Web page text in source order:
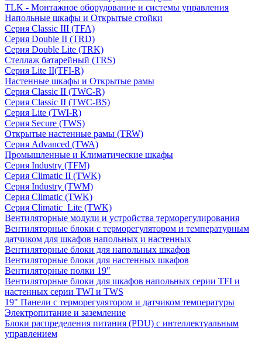
TLK - Монтажное оборудование и системы управления
Напольные шкафы и Открытые стойки
Серия Classic III (TFA)
Серия Double II (TRD)
Серия Double Lite (TRK)
Стеллаж батарейный (TRS)
Серия Lite II(TFI-R)
Настенные шкафы и Открытые рамы
Серия Classic II (TWC-R)
Серия Classic II (TWC-BS)
Серия Lite (TWI-R)
Серия Secure (TWS)
Открытые настенные рамы (TRW)
Серия Advanced (TWA)
Промышленные и Климатические шкафы
Серия Industry (TFM)
Серия Climatic II (TWK)
Серия Industry (TWM)
Серия Climatic (TWK)
Серия Climatic_Lite (TWK)
Вентиляторные модули и устройства терморегулирования
Вентиляторные блоки с терморегулятором и температурным
датчиком для шкафов напольных и настенных
Вентиляторные блоки для напольных шкафов
Вентиляторные блоки для настенных шкафов
Вентиляторные полки 19"
Вентиляторные блоки для шкафов напольных серии TFI и
настенных серии TWI и TWS
19" Панели с терморегулятором и датчиком температуры
Электропитание и заземление
Блоки распределения питания (PDU) с интеллектуальным
управлением